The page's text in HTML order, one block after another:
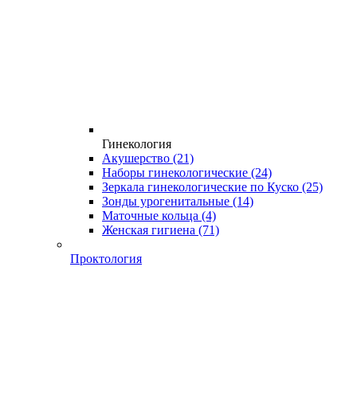
Гинекология
Акушерство (21)
Наборы гинекологические (24)
Зеркала гинекологические по Куско (25)
Зонды урогенитальные (14)
Маточные кольца (4)
Женская гигиена (71)
Проктология